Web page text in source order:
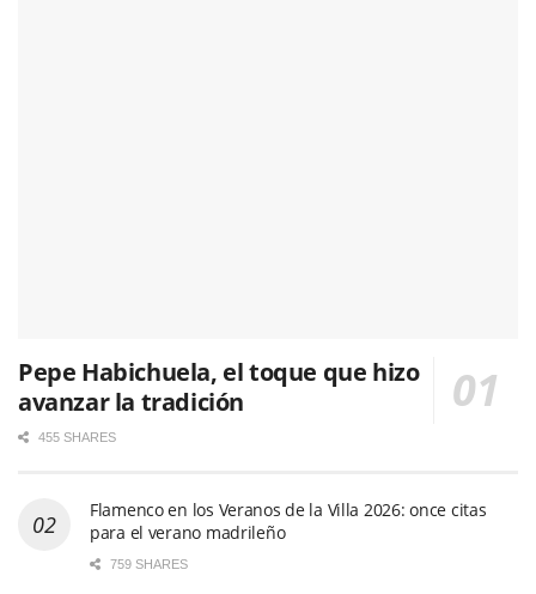
Pepe Habichuela, el toque que hizo
avanzar la tradición
455 SHARES
Flamenco en los Veranos de la Villa 2026: once citas
para el verano madrileño
759 SHARES